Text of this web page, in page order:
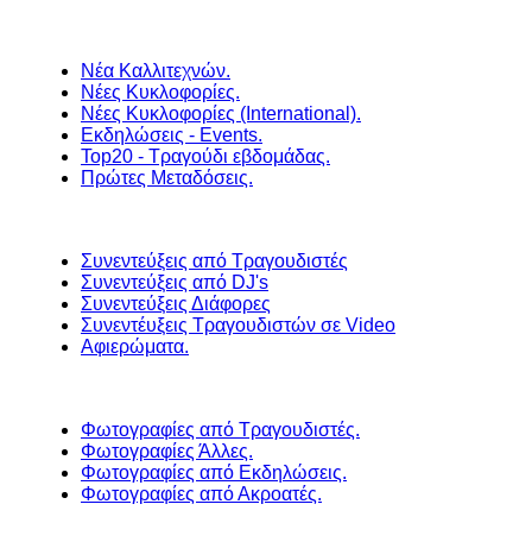
Νέα Καλλιτεχνών.
Νέες Κυκλοφορίες.
Νέες Κυκλοφορίες (International).
Εκδηλώσεις - Events.
Top20 - Τραγούδι εβδομάδας.
Πρώτες Μεταδόσεις.
Συνεντεύξεις από Τραγουδιστές
Συνεντεύξεις από DJ's
Συνεντεύξεις Διάφορες
Συνεντέυξεις Τραγουδιστών σε Video
Αφιερώματα.
Φωτογραφίες από Τραγουδιστές.
Φωτογραφίες Άλλες.
Φωτογραφίες από Εκδηλώσεις.
Φωτογραφίες από Ακροατές.